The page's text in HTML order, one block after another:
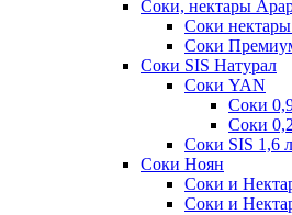
Соки, нектары
Соки
Соки
Соки SIS Натурал
Соки YAN
Соки
Соки
Соки SIS 1,6
Соки Ноян
Соки и
Соки и